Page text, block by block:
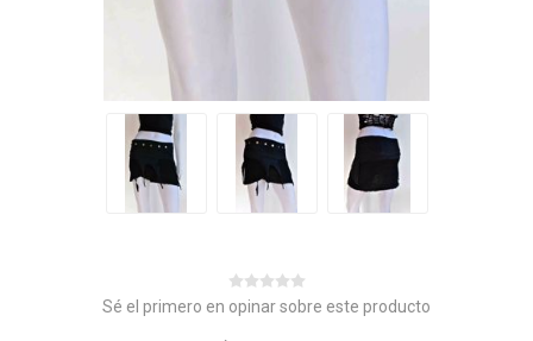
Sé el primero en opinar sobre este producto